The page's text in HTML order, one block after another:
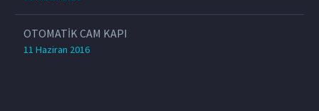
OTOMATİK CAM KAPI
11 Haziran 2016